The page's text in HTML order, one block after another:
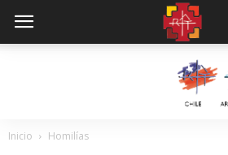
Inicio Homilías